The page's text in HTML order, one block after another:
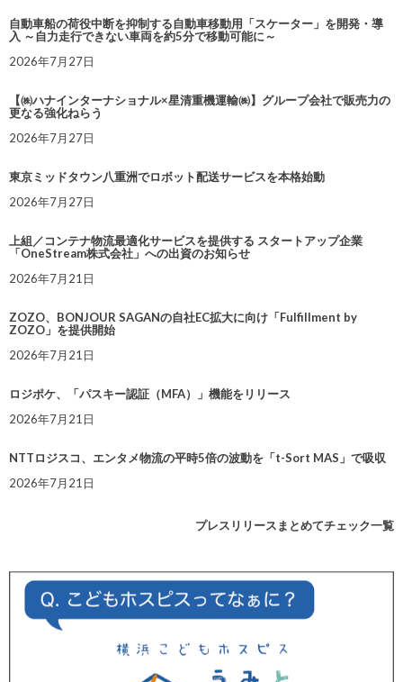
自動車船の荷役中断を抑制する自動車移動用「スケーター」を開発・導
入 ～自力走行できない車両を約5分で移動可能に～
2026年7月27日
【㈱ハナインターナショナル×星清重機運輸㈱】グループ会社で販売力の
更なる強化ねらう
2026年7月27日
東京ミッドタウン八重洲でロボット配送サービスを本格始動
2026年7月27日
上組／コンテナ物流最適化サービスを提供する スタートアップ企業
「OneStream株式会社」への出資のお知らせ
2026年7月21日
ZOZO、BONJOUR SAGANの自社EC拡大に向け「Fulfillment by
ZOZO」を提供開始
2026年7月21日
ロジポケ、「パスキー認証（MFA）」機能をリリース
2026年7月21日
NTTロジスコ、エンタメ物流の平時5倍の波動を「t-Sort MAS」で吸収
2026年7月21日
プレスリリースまとめてチェック一覧